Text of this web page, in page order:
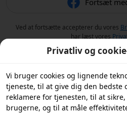
Ved at fortsætte accepterer du vores
har læst vores
Privatliv og
Vi bruger cookies og lignende
tjeneste, til at give dig den bedste
reklamere for tjenesten, til at
brugerne, og til at måle